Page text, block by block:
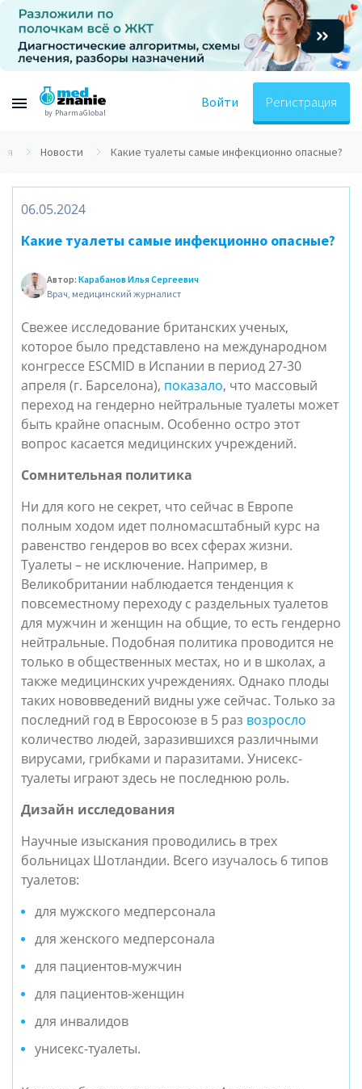
by PharmaGlobal
Войти Регистрация
Новости Какие туалеты самые инфекционно опасные?
06.05.2024
Какие туалеты самые инфекционно опасные?
Автор: Карабанов Илья Сергеевич
Врач, медицинский журналист
Свежее исследование британских ученых,
которое было представлено на международном
конгрессе ESCMID в Испании в период 27-30
апреля (г. Барселона), показало, что массовый
переход на гендерно нейтральные туалеты может
быть крайне опасным. Особенно остро этот
вопрос касается медицинских учреждений.
Сомнительная политика
Ни для кого не секрет, что сейчас в Европе
полным ходом идет полномасштабный курс на
равенство гендеров во всех сферах жизни.
Туалеты – не исключение. Например, в
Великобритании наблюдается тенденция к
повсеместному переходу с раздельных туалетов
для мужчин и женщин на общие, то есть гендерно
нейтральные. Подобная политика проводится не
только в общественных местах, но и в школах, а
также медицинских учреждениях. Однако плоды
таких нововведений видны уже сейчас. Только за
последний год в Евросоюзе в 5 раз возросло
количество людей, заразившихся различными
вирусами, грибками и паразитами. Унисекс-
туалеты играют здесь не последнюю роль.
Дизайн исследования
Научные изыскания проводились в трех
больницах Шотландии. Всего изучалось 6 типов
туалетов:
для мужского медперсонала
для женского медперсонала
для пациентов-мужчин
для пациентов-женщин
для инвалидов
унисекс-туалеты.